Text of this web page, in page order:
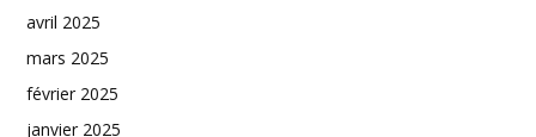
avril 2025
mars 2025
février 2025
janvier 2025